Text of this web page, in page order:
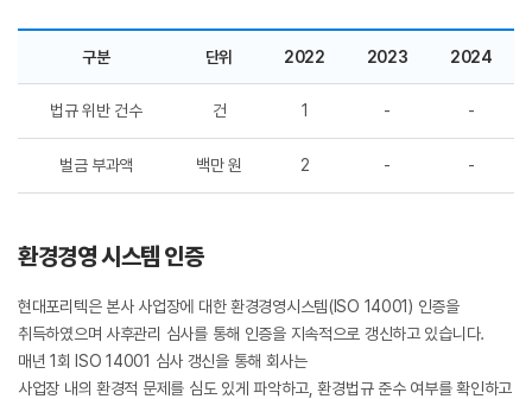
구분 단위 2022 2023 2024
법규 위반 건수 건 1 - -
벌금 부과액 백만 원 2 - -
환경경영 시스템 인증
현대포리텍은 본사 사업장에 대한 환경경영시스템(ISO 14001) 인증을
취득하였으며 사후관리 심사를 통해 인증을 지속적으로 갱신하고 있습니다.
매년 1회 ISO 14001 심사 갱신을 통해 회사는
사업장 내의 환경적 문제를 심도 있게 파악하고, 환경법규 준수 여부를 확인하고